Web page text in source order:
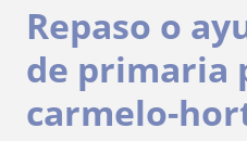
Repaso o
de primaria
carmelo-